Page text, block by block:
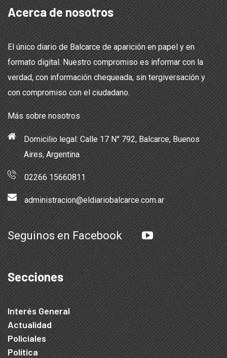
Acerca de nosotros
El único diario de Balcarce de aparición en papel y en
formato digital. Nuestro compromiso es informar con la
verdad, con información chequeada, sin tergiversación y
con compromiso con el ciudadano.
Más sobre nosotros
Domicilio legal: Calle 17 N° 792, Balcarce, Buenos
Aires, Argentina
02266 15660811
administracion@eldiariobalcarce.com.ar
Seguinos en Facebook
Secciones
Interés General
Actualidad
Policiales
Política